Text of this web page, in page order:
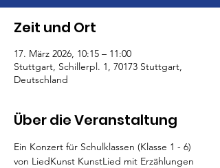
Zeit und Ort
17. März 2026, 10:15 – 11:00
Stuttgart, Schillerpl. 1, 70173 Stuttgart,
Deutschland
Über die Veranstaltung
Ein Konzert für Schulklassen (Klasse 1 - 6)
von LiedKunst KunstLied mit Erzählungen